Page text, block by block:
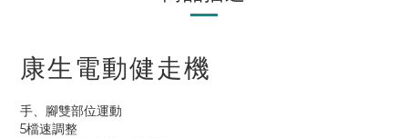
康生電動健走機
手、腳雙部位運動
5檔速調整